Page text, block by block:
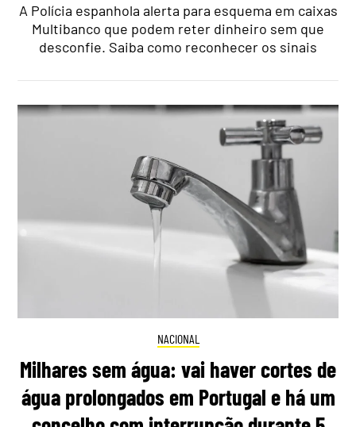
A Polícia espanhola alerta para esquema em caixas
Multibanco que podem reter dinheiro sem que
desconfie. Saiba como reconhecer os sinais
NACIONAL
Milhares sem água: vai haver cortes de
água prolongados em Portugal e há um